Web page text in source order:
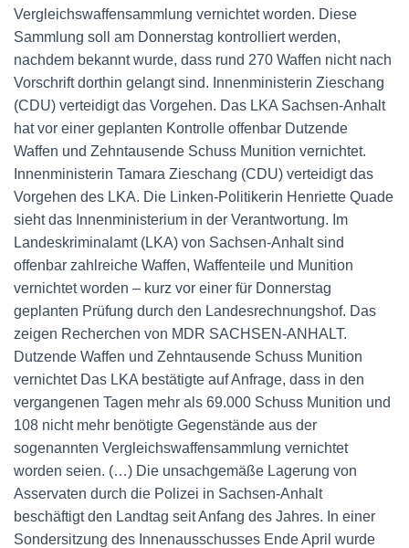
Vergleichswaffensammlung vernichtet worden. Diese
Sammlung soll am Donnerstag kontrolliert werden,
nachdem bekannt wurde, dass rund 270 Waffen nicht nach
Vorschrift dorthin gelangt sind. Innenministerin Zieschang
(CDU) verteidigt das Vorgehen. Das LKA Sachsen-Anhalt
hat vor einer geplanten Kontrolle offenbar Dutzende
Waffen und Zehntausende Schuss Munition vernichtet.
Innenministerin Tamara Zieschang (CDU) verteidigt das
Vorgehen des LKA. Die Linken-Politikerin Henriette Quade
sieht das Innenministerium in der Verantwortung. Im
Landeskriminalamt (LKA) von Sachsen-Anhalt sind
offenbar zahlreiche Waffen, Waffenteile und Munition
vernichtet worden – kurz vor einer für Donnerstag
geplanten Prüfung durch den Landesrechnungshof. Das
zeigen Recherchen von MDR SACHSEN-ANHALT.
Dutzende Waffen und Zehntausende Schuss Munition
vernichtet Das LKA bestätigte auf Anfrage, dass in den
vergangenen Tagen mehr als 69.000 Schuss Munition und
108 nicht mehr benötigte Gegenstände aus der
sogenannten Vergleichswaffensammlung vernichtet
worden seien. (…) Die unsachgemäße Lagerung von
Asservaten durch die Polizei in Sachsen-Anhalt
beschäftigt den Landtag seit Anfang des Jahres. In einer
Sondersitzung des Innenausschusses Ende April wurde